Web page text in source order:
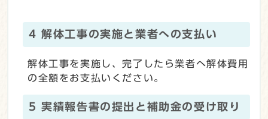
4 解体工事の実施と業者への支払い
解体工事を実施し、完了したら業者へ解体費用
の全額をお支払いください。
5 実績報告書の提出と補助金の受け取り